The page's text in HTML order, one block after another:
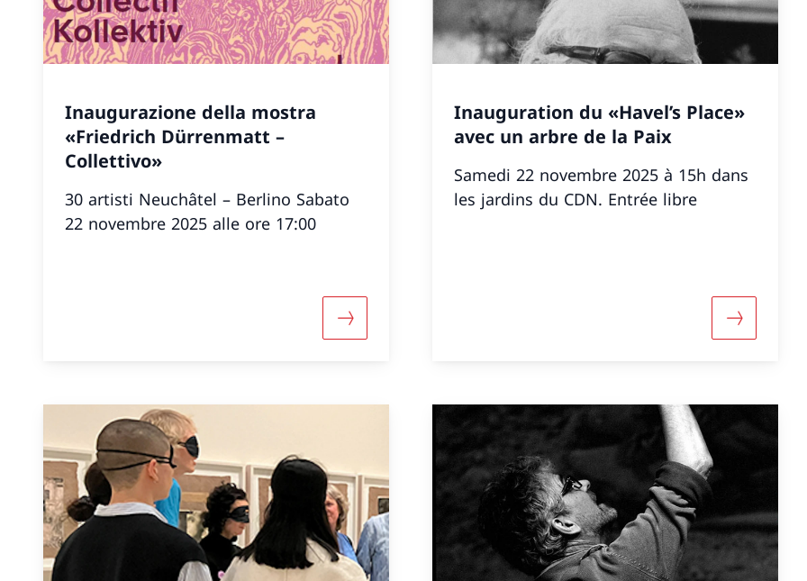
Inaugurazione della mostra
«Friedrich Dürrenmatt –
Collettivo»
30 artisti Neuchâtel – Berlino Sabato
22 novembre 2025 alle ore 17:00
Maggiori informazioni su «Inaugurazione della mostra
Inauguration du «Havel’s Place»
avec un arbre de la Paix
Samedi 22 novembre 2025 à 15h dans
les jardins du CDN. Entrée libre
Maggiori